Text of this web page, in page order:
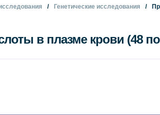
Генетические исследования
в плазме крови (48